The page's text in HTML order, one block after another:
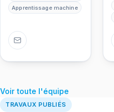
Apprentissage machine
Voir toute l'équipe
TRAVAUX PUBLIÉS